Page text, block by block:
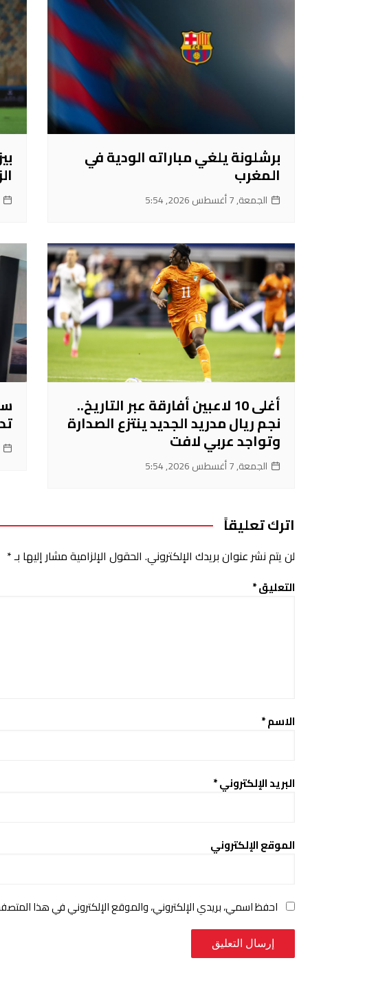
برشلونة يلغي مباراته الودية في
المغرب
الجمعة, 7 أغسطس 2026, 5:54
أغلى 10 لاعبين أفارقة عبر التاريخ..
نجم ريال مدريد الجديد ينتزع الصدارة
وتواجد عربي لافت
الجمعة, 7 أغسطس 2026, 5:54
اترك تعليقاً
لن يتم نشر عنوان بريدك الإلكتروني. الحقول الإلزامية مشار إليها بـ*
التعليق*
الاسم*
البريد الإلكتروني*
الموقع الإلكتروني
احفظ اسمي، بريدي الإلكتروني، والموقع الإلكتروني في هذا